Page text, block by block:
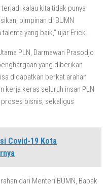
kalau kita tidak punya
pimpinan di BUMN
yang baik,” ujar Erick.
PLN, Darmawan Prasodjo
yang diberikan
didapatkan berkat arahan
kerja keras seluruh insan PLN
bisnis, sekaligus
Covid-19 Kota
dari Menteri BUMN, Bapak